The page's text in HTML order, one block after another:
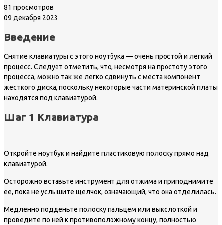
81 просмотров
09 декабря 2023
Введение
Снятие клавиатуры с этого ноутбука — очень простой и легкий
процесс. Следует отметить, что, несмотря на простоту этого
процесса, можно так же легко сдвинуть с места компонент
жесткого диска, поскольку некоторые части материнской платы
находятся под клавиатурой.
Шаг 1 Клавиатура
Откройте ноутбук и найдите пластиковую полоску прямо над
клавиатурой.
Осторожно вставьте инструмент для отжима и приподнимите
ее, пока не услышите щелчок, означающий, что она отделилась.
Медленно подденьте полоску пальцем или выколоткой и
проведите по ней к противоположному концу, полностью